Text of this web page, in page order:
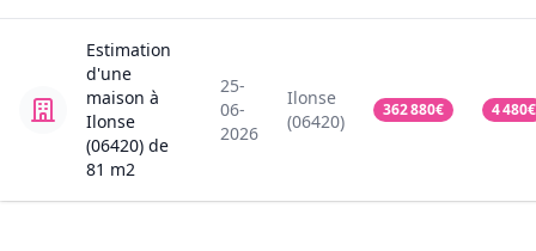
Estimation
d'une
maison à
Ilonse
(06420) de
81 m2
25-
06-
2026
Ilonse
(06420)
362 880€ 4 480€